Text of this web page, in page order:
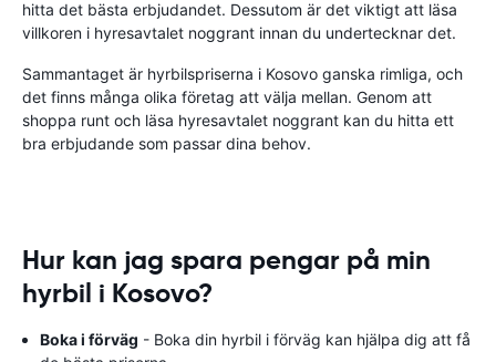
hitta det bästa erbjudandet. Dessutom är det viktigt att läsa
villkoren i hyresavtalet noggrant innan du undertecknar det.
Sammantaget är hyrbilspriserna i Kosovo ganska rimliga, och
det finns många olika företag att välja mellan. Genom att
shoppa runt och läsa hyresavtalet noggrant kan du hitta ett
bra erbjudande som passar dina behov.
Hur kan jag spara pengar på min
hyrbil i Kosovo?
Boka i förväg - Boka din hyrbil i förväg kan hjälpa dig att få